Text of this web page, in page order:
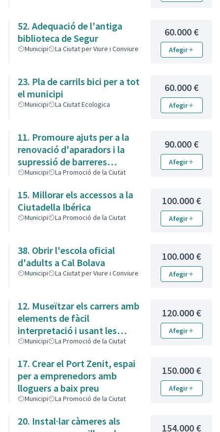
52. Adequació de l'antiga
biblioteca de Segur
Municipi La Ciutat per Viure i Conviure
60.000 €
Afegir
23. Pla de carrils bici per a tot
el municipi
Municipi La Ciutat Ecologica
60.000 €
Afegir
11. Promoure ajuts per a la
renovació d'aparadors i la
supressió de barreres
arquitectòniques
Municipi La Promoció de la Ciutat
90.000 €
Afegir
15. Millorar els accessos a la
Ciutadella Ibérica
Municipi La Promoció de la Ciutat
100.000 €
Afegir
38. Obrir l'escola oficial
d'adults a Cal Bolava
Municipi La Ciutat per Viure i Conviure
100.000 €
Afegir
12. Museïtzar els carrers amb
elements de fàcil
interpretació i usant les
noves tecnologies
Municipi La Promoció de la Ciutat
120.000 €
Afegir
17. Crear el Port Zenit, espai
per a emprenedors amb
lloguers a baix preu
Municipi La Promoció de la Ciutat
150.000 €
Afegir
20. Instal·lar càmeres als
154.000 €